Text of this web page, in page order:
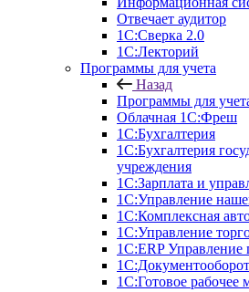
Отвечает аудитор
1С:Сверка 2.0
1С:Лекторий
Программы для учета
Назад
Программы для
Облачная 1С:Фреш
1С:Бухгалтерия
1С:Бухгалтерия
учреждения
1С:Зарплата и
1С:Управление
1С:Комплексная
1С:Управление
1С:ERP Управление
1С:Документооборот
1C:Готовое рабочее